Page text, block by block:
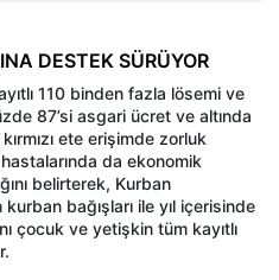
DESTEK SÜRÜYOR
110 binden fazla lösemi ve
87’si asgari ücret ve altında
ete erişimde zorluk
da ekonomik
belirterek, Kurban
bağışları ile yıl içerisinde
çocuk ve yetişkin tüm kayıtlı